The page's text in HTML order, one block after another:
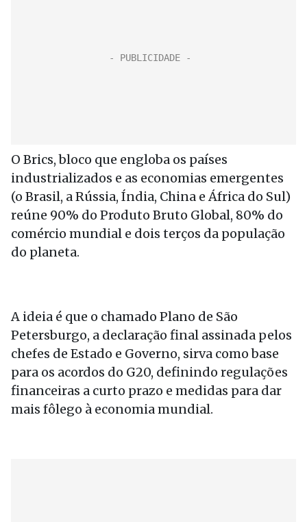
O Brics, bloco que engloba os países
industrializados e as economias emergentes
(o Brasil, a Rússia, Índia, China e África do Sul)
reúne 90% do Produto Bruto Global, 80% do
comércio mundial e dois terços da população
do planeta.
A ideia é que o chamado Plano de São
Petersburgo, a declaração final assinada pelos
chefes de Estado e Governo, sirva como base
para os acordos do G20, definindo regulações
financeiras a curto prazo e medidas para dar
mais fôlego à economia mundial.